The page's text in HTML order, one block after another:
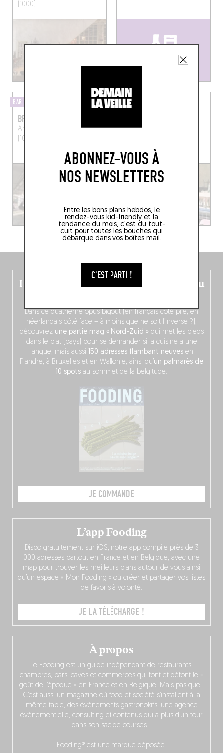
ABONNEZ-VOUS À
NOS NEWSLETTERS
Entre les bons plans hebdos, le
rendez-vous kid-friendly et la
tendance du mois, c'est du tout-
cuit pour toutes les bouches qui
débarque dans vos boîtes mail.
C'EST PARTI !
(1000)
BAR À BIÈRES
BRASSERIE LA SENNE
Anna Bochdreef 19
Brussel
(1000)
Rue de l'Hôtel des
Le nouveau guide Belgique est sorti du
Dans ce quatrième opus bigoût (en français côté pile, en
néerlandais côté face – à moins que ne soit l’inverse ?),
découvrez une partie mag « Nord-Zuid » qui met les pieds
dans le plat (pays) pour se demander si la cuisine a une
langue, mais aussi 150 adresses flambant neuvesen
Flandre, à Bruxelles et en Wallonie, ainsi qu’ un palmarès de
10 spots au sommet de la belgitude.
JE COMMANDE
À propos
Le Fooding est un guide indépendant de restaurants,
chambres, bars, caves et commerces qui font et défont le «
goût de l’époque » en France et en Belgique. Mais pas que !
C’est aussi un magazine où food et société s’installent à la
même table, des événements gastronokifs, une agence
événementielle, consulting et contenus qui a plus d’un tour
dans son sac de courses…
Fooding® est une marque déposée.
L’app Fooding
Dispo gratuitement sur iOS, notre app compile près de 3
000 adresses partout en France et en Belgique, avec une
map pour trouver les meilleurs plans autour de vous ainsi
qu’un espace « Mon Fooding » où créer et partager vos listes
de favoris à volonté.
JE LA TÉLÉCHARGE !